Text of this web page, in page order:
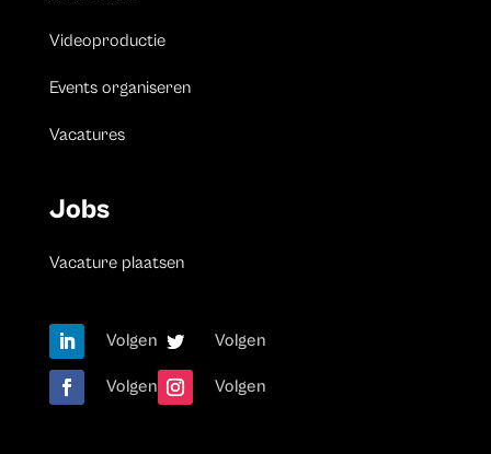
Videoproductie
Events organiseren
Vacatures
Jobs
Vacature plaatsen
Volgen Volgen
Volgen Volgen